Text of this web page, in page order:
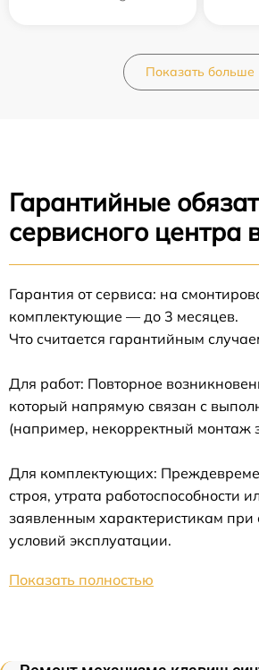
Показать больше
Гарантийные
сервисного центра
Гарантия от сервиса: на
комплектующие — до 3 месяцев.
Что считается гарантийным
Для работ: Повторное
который напрямую связан с
(например, некорректный монтаж
Для комплектующих:
строя, утрата работоспособности
заявленным характеристикам
условий эксплуатации.
Показать полностью